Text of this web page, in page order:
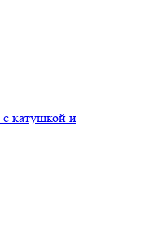
катушкой и